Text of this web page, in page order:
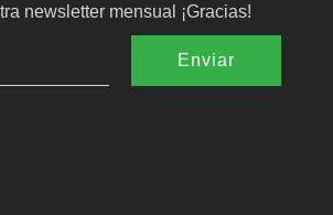
newsletter mensual ¡Gracias!
Enviar